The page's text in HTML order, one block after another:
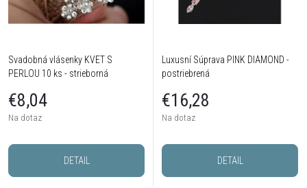
Svadobná vlásenky KVET S
PERLOU 10 ks - strieborná
€8,04
Na dotaz
DETAIL
Luxusní Súprava PINK DIAMOND -
postriebrená
€16,28
Na dotaz
DETAIL